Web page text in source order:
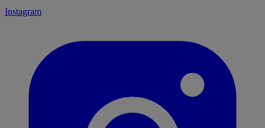
Instagram